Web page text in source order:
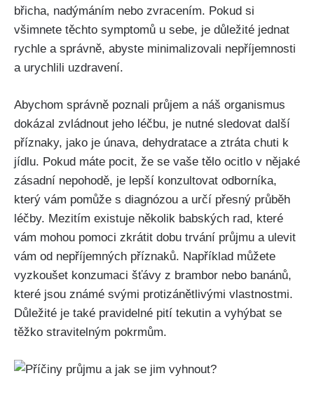
břicha, nadýmáním nebo ⁣zvracením. Pokud‌ si
všimnete těchto symptomů u sebe, je důležité jednat
rychle a správně, abyste minimalizovali nepříjemnosti
a urychlili uzdravení.
Abychom ​správně poznali průjem a náš organismus
dokázal zvládnout jeho léčbu, ⁢je nutné ⁣sledovat další
příznaky, jako je únava, dehydratace a ztráta ⁣chuti k
jídlu. Pokud máte pocit, ​že se vaše tělo ocitlo v nějaké
zásadní ‌nepohodě, je lepší konzultovat ‍odborníka,
který vám pomůže s diagnózou a určí přesný průběh
léčby. Mezitím existuje několik babských ⁤rad, které
vám mohou pomoci zkrátit dobu trvání průjmu a ulevit
vám od ‌nepříjemných příznaků. Například můžete
vyzkoušet konzumaci šťávy z brambor nebo banánů,
které‍ jsou známé svými protizánětlivými vlastnostmi.
Důležité je také pravidelné pití tekutin a vyhýbat se
těžko stravitelným pokrmům.